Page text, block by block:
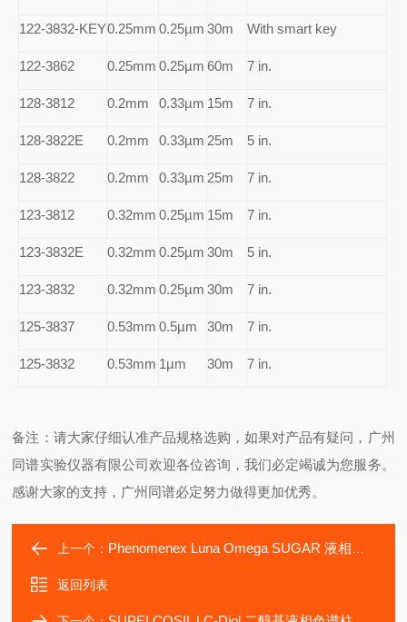
122-3832-KEY0.25mm 0.25µm 30m With smart key
122-3862 0.25mm 0.25µm 60m 7 in.
128-3812 0.2mm 0.33µm 15m 7 in.
128-3822E 0.2mm 0.33µm 25m 5 in.
128-3822 0.2mm 0.33µm 25m 7 in.
123-3812 0.32mm 0.25µm 15m 7 in.
123-3832E 0.32mm 0.25µm 30m 5 in.
123-3832 0.32mm 0.25µm 30m 7 in.
125-3837 0.53mm 0.5µm 30m 7 in.
125-3832 0.53mm 1µm 30m 7 in.
备注：请大家仔细认准产品规格选购，如果对产品有疑问，广州
同谱实验仪器有限公司欢迎各位咨询，我们必定竭诚为您服务。
感谢大家的支持，广州同谱必定努力做得更加优秀。
上一个： Phenomenex Luna Omega SUGAR 液相色谱柱
返回列表